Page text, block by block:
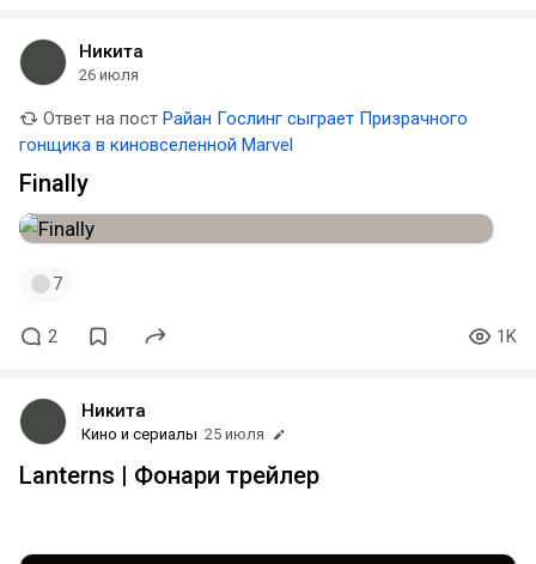
Никита
26 июля
Ответ на пост Райан Гослинг сыграет Призрачного
гонщика в киновселенной Marvel
Finally
7
2 1K
Никита
Кино и сериалы 25 июля
Lanterns | Фонари трейлер